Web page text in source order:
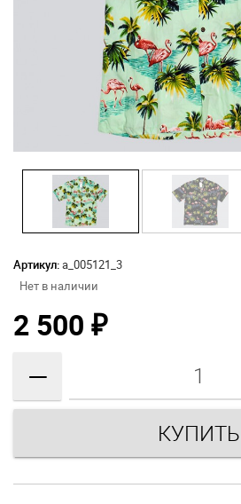
Артикул:а_005121_3
Нет в наличии
2 500 ₽
—